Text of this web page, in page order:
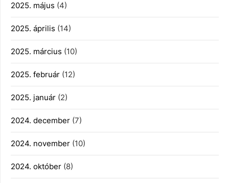
2025. május (4)
2025. április (14)
2025. március (10)
2025. február (12)
2025. január (2)
2024. december (7)
2024. november (10)
2024. október (8)